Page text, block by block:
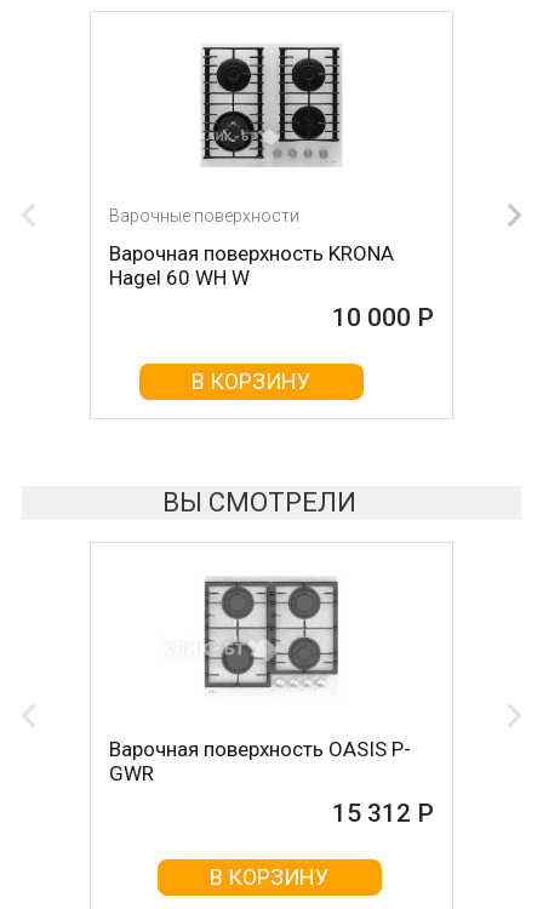
Варочные поверхности
Варочная поверхность KRONA
Hagel 60 WH W
10 000 Р
В КОРЗИНУ
Варочные поверхности
Варочная поверхность KRONA
Hagel 60 WH
10 000 Р
В КОРЗИНУ
ВЫ СМОТРЕЛИ
Варочная поверхность OASIS P-
GWR
15 312 Р
В КОРЗИНУ